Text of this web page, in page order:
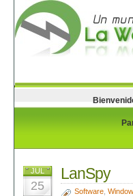
JUL
25
LanSpy
Software,